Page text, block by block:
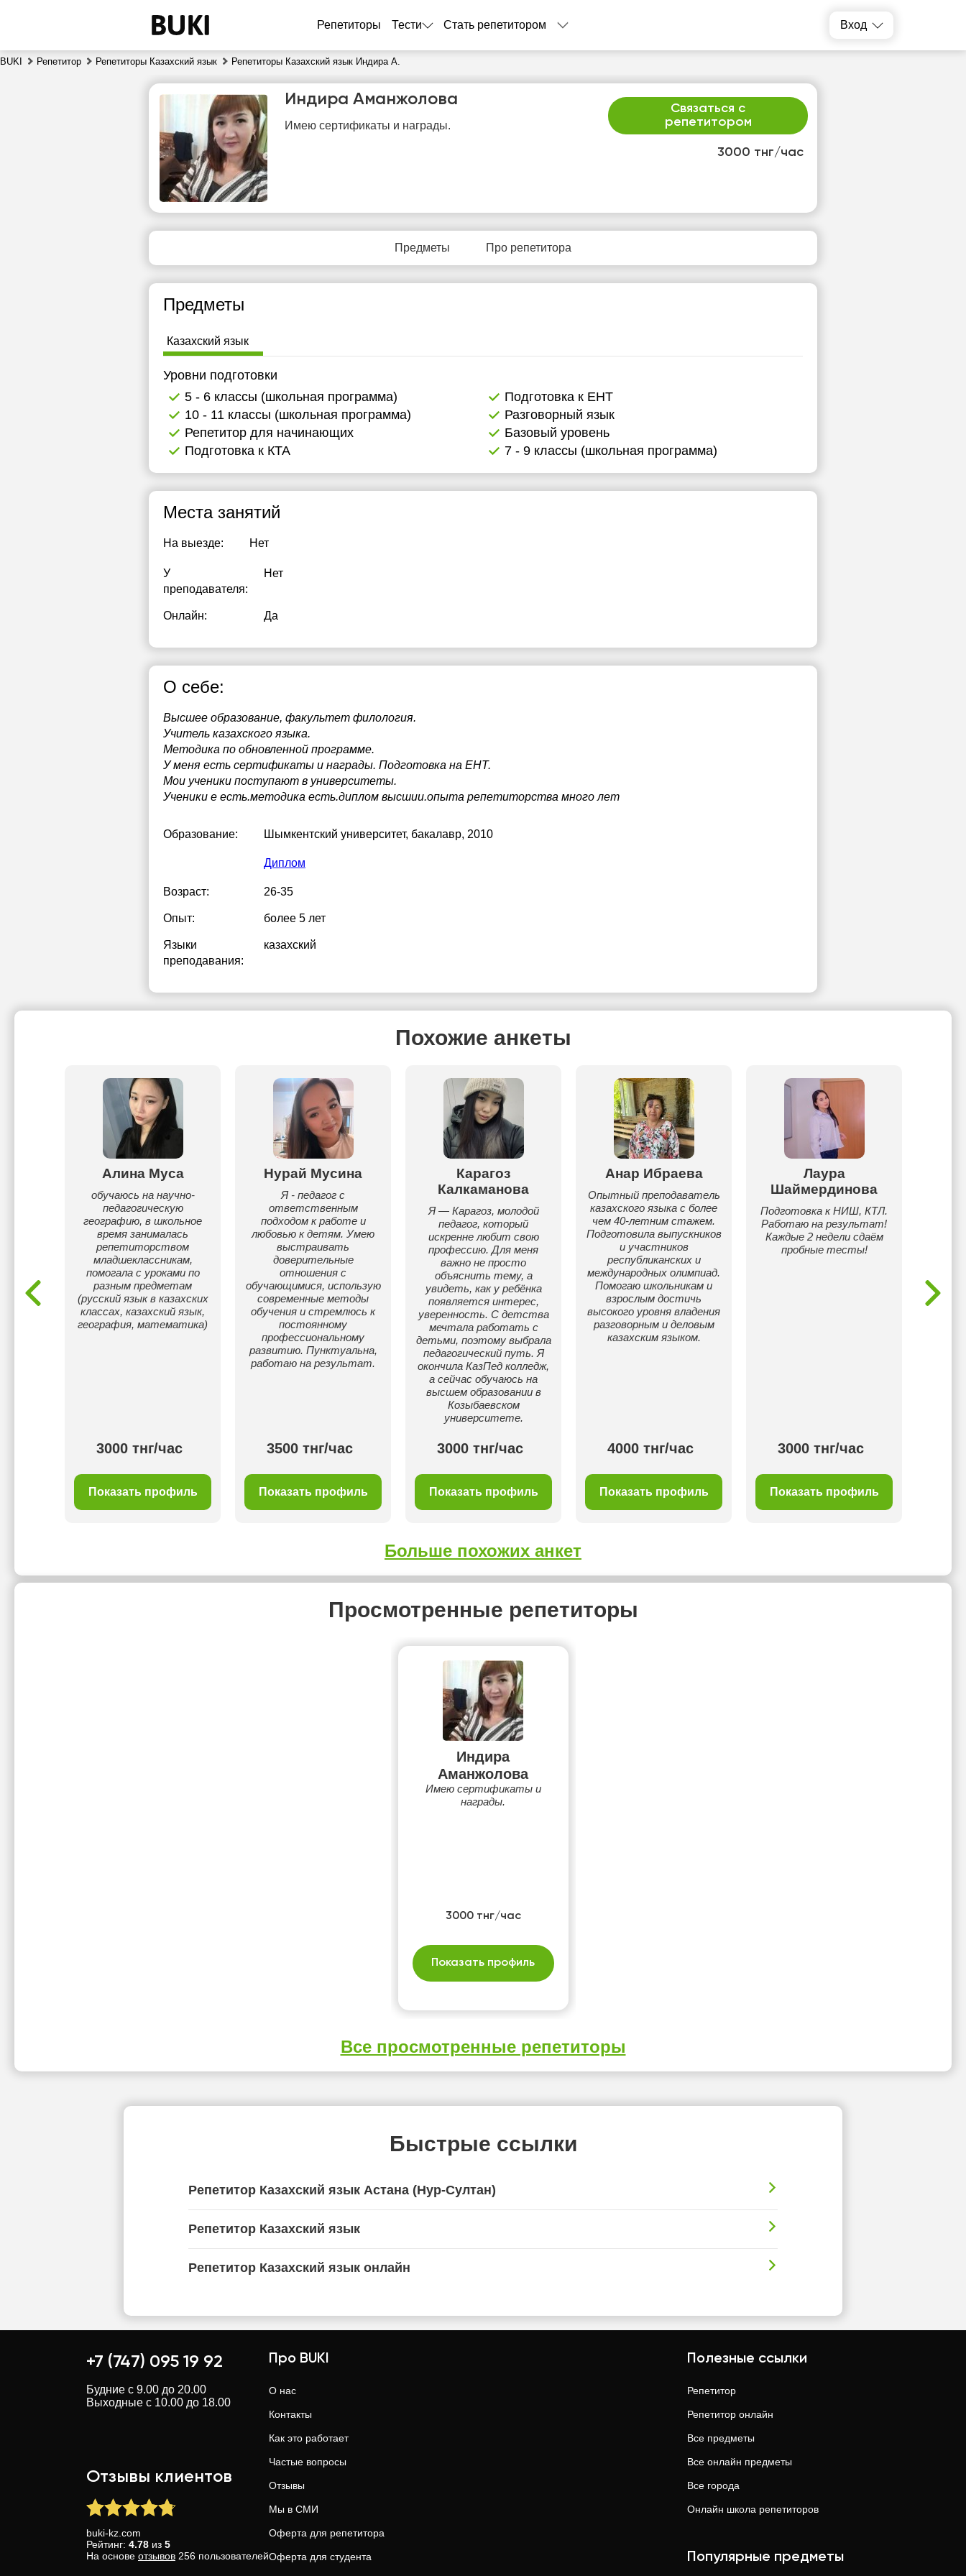
Репетиторы Тести Стать репетитором Вход
BUKI Репетитор Репетиторы Казахский язык Репетиторы Казахский язык Индира А.
3000 тнг/час
Связаться с
репетитором
Индира Аманжолова
Имею сертификаты и награды.
Предметы Про репетитора
Предметы
Казахский язык
Уровни подготовки
5 - 6 классы (школьная программа)
Подготовка к ЕНТ
10 - 11 классы (школьная программа)
Разговорный язык
Репетитор для начинающих
Базовый уровень
Подготовка к КТА
7 - 9 классы (школьная программа)
Места занятий
На выезде: Нет
У
преподавателя:
Нет
Онлайн: Да
О себе:
Высшее образование, факультет филология.
Учитель казахского языка.
Методика по обновленной программе.
У меня есть сертификаты и награды. Подготовка на ЕНТ.
Мои ученики поступают в университеты.
Ученики е есть.методика есть.диплом высшии.опыта репетиторства много лет
Образование: Шымкентский университет, бакалавр, 2010
Диплом
Возраст: 26-35
Опыт: более 5 лет
Языки
преподавания:
казахский
Похожие анкеты
Алина Муса
обучаюсь на научно-
педагогическую
географию, в школьное
время занималась
репетиторством
младшеклассникам,
помогала с уроками по
разным предметам
(русский язык в казахских
классах, казахский язык,
география, математика)
3000 тнг/час
Показать профиль
Нурай Мусина
Я - педагог с
ответственным
подходом к работе и
любовью к детям. Умею
выстраивать
доверительные
отношения с
обучающимися, использую
современные методы
обучения и стремлюсь к
постоянному
профессиональному
развитию. Пунктуальна,
работаю на результат.
3500 тнг/час
Показать профиль
Карагоз
Калкаманова
Я — Карагоз, молодой
педагог, который
искренне любит свою
профессию. Для меня
важно не просто
объяснить тему, а
увидеть, как у ребёнка
появляется интерес,
уверенность. С детства
мечтала работать с
детьми, поэтому выбрала
педагогический путь. Я
окончила КазПед колледж,
а сейчас обучаюсь на
высшем образовании в
Козыбаевском
университете.
3000 тнг/час
Показать профиль
Анар Ибраева
Опытный преподаватель
казахского языка с более
чем 40-летним стажем.
Подготовила выпускников
и участников
республиканских и
международных олимпиад.
Помогаю школьникам и
взрослым достичь
высокого уровня владения
разговорным и деловым
казахским языком.
4000 тнг/час
Показать профиль
Лаура
Шаймердинова
Подготовка к НИШ, КТЛ.
Работаю на результат!
Каждые 2 недели сдаём
пробные тесты!
3000 тнг/час
Показать профиль
Больше похожих анкет
Просмотренные репетиторы
Индира
Аманжолова
Имею сертификаты и
награды.
3000 тнг/час
Показать профиль
Все просмотренные репетиторы
Быстрые ссылки
Репетитор Казахский язык Астана (Нур-Султан)
Репетитор Казахский язык
Репетитор Казахский язык онлайн
вс
9
10
11
12
13
14
15
свободных
свободных
Нет
свободных
Нет
свободных
Нет
свободных
свободных
свободных
+7 (747) 095 19 92
Будние с 9.00 до 20.00
Выходные с 10.00 до 18.00
Отзывы клиентов
buki-kz.com
Рейтинг: 4.78 из 5
На основе отзывов 256 пользователей
Про BUKI
О нас
Контакты
Как это работает
Частые вопросы
Отзывы
Мы в СМИ
Оферта для репетитора
Оферта для студента
Полезные ссылки
Репетитор
Репетитор онлайн
Все предметы
Все онлайн предметы
Все города
Онлайн школа репетиторов
Популярные предметы